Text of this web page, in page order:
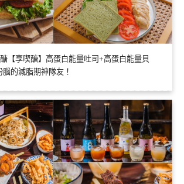
【享喫醣】高蛋白能量吐司+高蛋白能量貝
的減脂期神隊友！